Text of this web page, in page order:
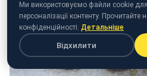
Ми використовуємо файли cookie для
персоналізації контенту. Прочитайте
конфіденційності. Детальніше
Відхилити